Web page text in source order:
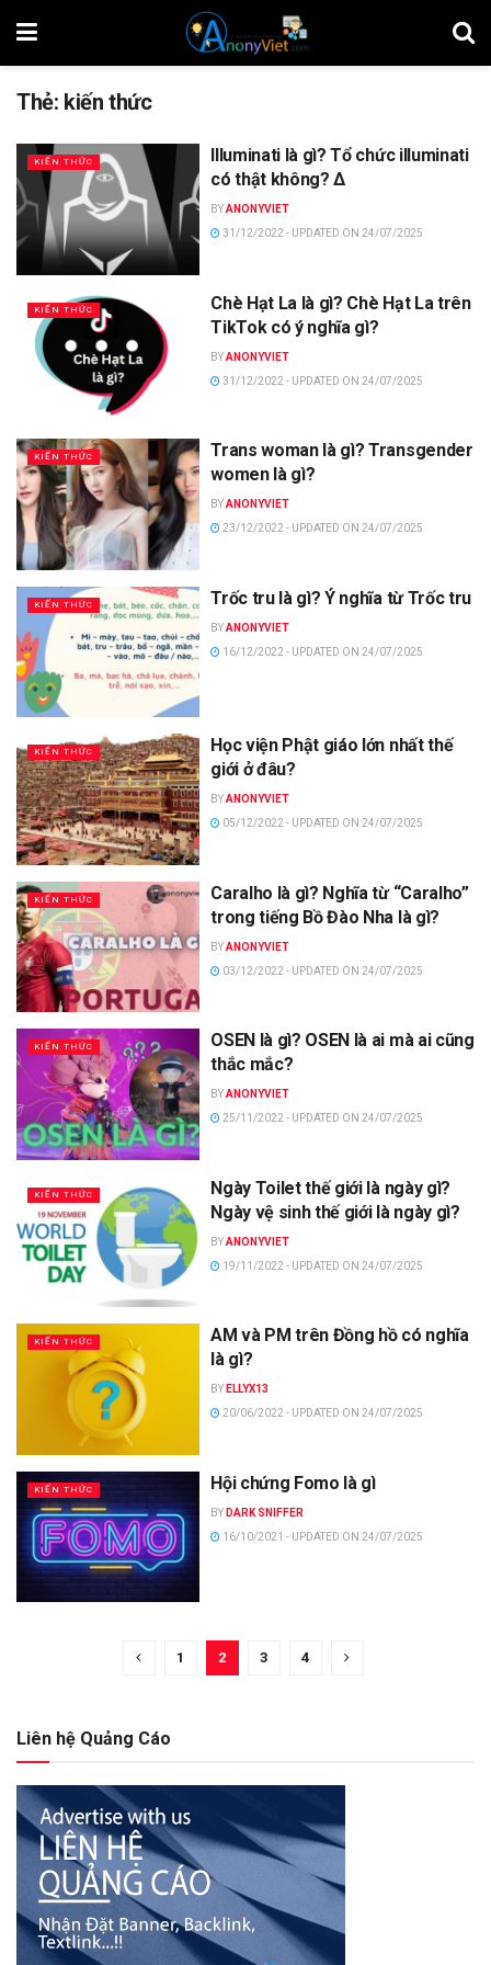
Thẻ: kiến thức
KIẾN THỨC
Illuminati là gì? Tổ chức illuminati
có thật không? Δ
BYANONYVIET
31/12/2022 - UPDATED ON 24/07/2025
KIẾN THỨC
Chè Hạt La là gì? Chè Hạt La trên
TikTok có ý nghĩa gì?
BYANONYVIET
31/12/2022 - UPDATED ON 24/07/2025
KIẾN THỨC
Trans woman là gì? Transgender
women là gì?
BYANONYVIET
23/12/2022 - UPDATED ON 24/07/2025
KIẾN THỨC Trốc tru là gì? Ý nghĩa từ Trốc tru
BYANONYVIET
16/12/2022 - UPDATED ON 24/07/2025
KIẾN THỨC
Học viện Phật giáo lớn nhất thế
giới ở đâu?
BYANONYVIET
05/12/2022 - UPDATED ON 24/07/2025
KIẾN THỨC
Caralho là gì? Nghĩa từ “Caralho”
trong tiếng Bồ Đào Nha là gì?
BYANONYVIET
03/12/2022 - UPDATED ON 24/07/2025
KIẾN THỨC
OSEN là gì? OSEN là ai mà ai cũng
thắc mắc?
BYANONYVIET
25/11/2022 - UPDATED ON 24/07/2025
KIẾN THỨC
Ngày Toilet thế giới là ngày gì?
Ngày vệ sinh thế giới là ngày gì?
BYANONYVIET
19/11/2022 - UPDATED ON 24/07/2025
KIẾN THỨC
AM và PM trên Đồng hồ có nghĩa
là gì?
BY ELLYX13
20/06/2022 - UPDATED ON 24/07/2025
KIẾN THỨC Hội chứng Fomo là gì
BY DARK SNIFFER
16/10/2021 - UPDATED ON 24/07/2025
1 2 3 4
Liên hệ Quảng Cáo